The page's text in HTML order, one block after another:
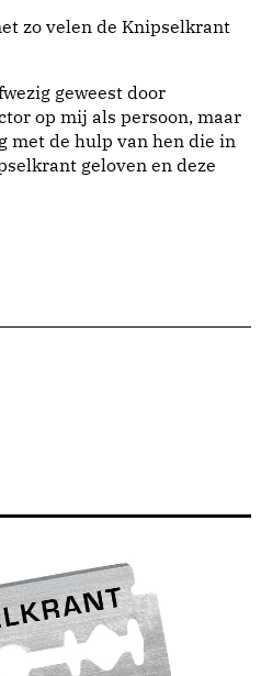
zo velen de Knipselkrant
geweest door
op mij als persoon, maar
met de hulp van hen die in
geloven en deze